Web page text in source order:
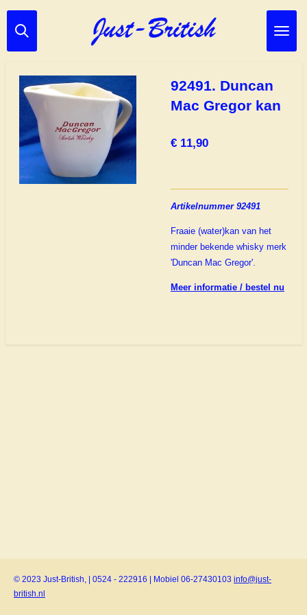
Ga
direct
hoofdinhoud
92491. Duncan
Mac Gregor kan
€ 11,90
Artikelnummer 92491
Fraaie (water)kan van het
minder bekende whisky merk
'Duncan Mac Gregor'.
Meer informatie / bestel nu
© 2023 Just-British, | 0524 - 222916 | Mobiel 06-27430103 info@just-
british.nl